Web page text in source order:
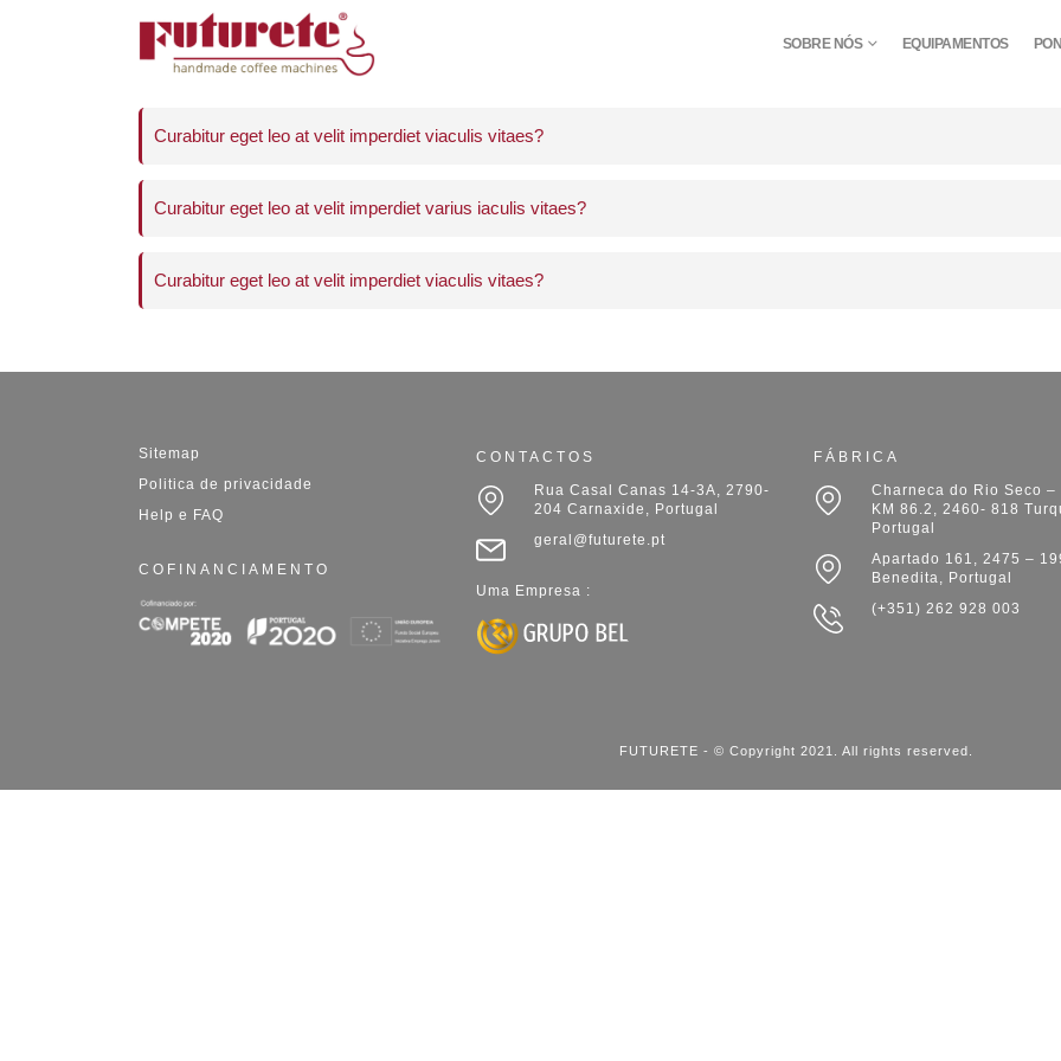
SOBRE NÓS EQUIPAMENTOS
Curabitur eget leo at velit imperdiet viaculis vitaes?
Curabitur eget leo at velit imperdiet varius iaculis vitaes?
Curabitur eget leo at velit imperdiet viaculis vitaes?
Sitemap
Politica de privacidade
Help e FAQ
COFINANCIAMENTO
CONTACTOS
Rua Casal Canas 14-3A, 2790-
204 Carnaxide, Portugal
geral@futurete.pt
Uma Empresa :
FÁBRICA
Charneca do Rio Seco –
KM 86.2, 2460- 818
Portugal
Apartado 161, 2475 –
Benedita, Portugal
(+351) 262 928 003
FUTURETE - © Copyright 2021. All rights reserved.